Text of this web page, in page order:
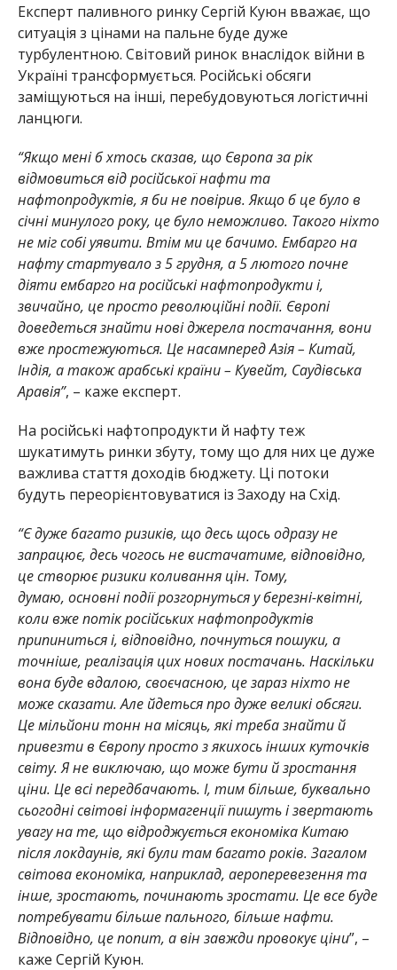
Експерт паливного ринку Сергій Куюн вважає, що
ситуація з цінами на пальне буде дуже
турбулентною. Світовий ринок внаслідок війни в
Україні трансформується. Російські обсяги
заміщуються на інші, перебудовуються логістичні
ланцюги.
“Якщо мені б хтось сказав, що Європа за рік
відмовиться від російської нафти та
нафтопродуктів, я би не повірив. Якщо б це було в
січні минулого року, це було неможливо. Такого ніхто
не міг собі уявити. Втім ми це бачимо. Ембарго на
нафту стартувало з 5 грудня, а 5 лютого почне
діяти ембарго на російські нафтопродукти і,
звичайно, це просто революційні події. Європі
доведеться знайти нові джерела постачання, вони
вже простежуються. Це насамперед Азія – Китай,
Індія, а також арабські країни – Кувейт, Саудівська
Аравія”, – каже експерт.
На російські нафтопродукти й нафту теж
шукатимуть ринки збуту, тому що для них це дуже
важлива стаття доходів бюджету. Ці потоки
будуть переорієнтовуватися із Заходу на Схід.
“Є дуже багато ризиків, що десь щось одразу не
запрацює, десь чогось не вистачатиме, відповідно,
це створює ризики коливання цін. Тому,
думаю, основні події розгорнуться у березні-квітні,
коли вже потік російських нафтопродуктів
припиниться і, відповідно, почнуться пошуки, а
точніше, реалізація цих нових постачань. Наскільки
вона буде вдалою, своєчасною, це зараз ніхто не
може сказати. Але йдеться про дуже великі обсяги.
Це мільйони тонн на місяць, які треба знайти й
привезти в Європу просто з якихось інших куточків
світу. Я не виключаю, що може бути й зростання
ціни. Це всі передбачають. І, тим більше, буквально
сьогодні світові інформагенції пишуть і звертають
увагу на те, що відроджується економіка Китаю
після локдаунів, які були там багато років. Загалом
світова економіка, наприклад, аероперевезення та
інше, зростають, починають зростати. Це все буде
потребувати більше пального, більше нафти.
Відповідно, це попит, а він завжди провокує ціни”, –
каже Сергій Куюн.